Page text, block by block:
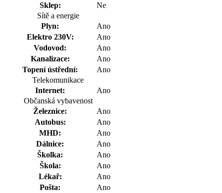
Sklep:
Ne
Sítě a energie
Plyn:
Ano
Elektro 230V:
Ano
Vodovod:
Ano
Kanalizace:
Ano
Topení ústřední:
Ano
Telekomunikace
Internet:
Ano
Občanská vybavenost
Železnice:
Ano
Autobus:
Ano
MHD:
Ano
Dálnice:
Ano
Školka:
Ano
Škola:
Ano
Lékař:
Ano
Pošta:
Ano